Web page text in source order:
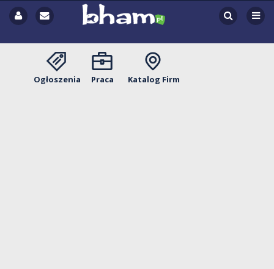
Ogłoszenia Praca Katalog Firm